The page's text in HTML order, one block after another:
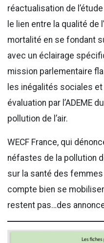
réactualisation de
le lien entre la qualité de
mortalité en se fondant
avec un éclairage
mission parlementaire
les inégalités sociales et
évaluation par l’ADEME
pollution de l’air.
WECF France, qui
néfastes de la pollution
sur la santé des
compte bien se
restent pas…des